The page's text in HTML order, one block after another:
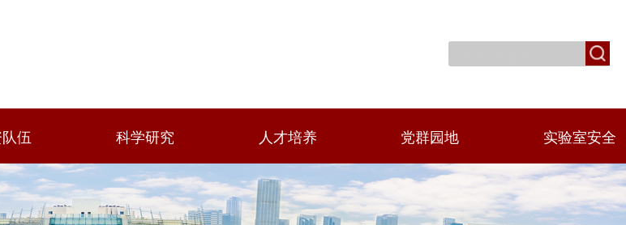
伍 科学研究 人才培养 党群园地 实验室安全